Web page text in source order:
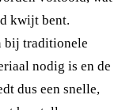
kwijt bent.
bij traditionele
nodig is en de
dus een snelle,